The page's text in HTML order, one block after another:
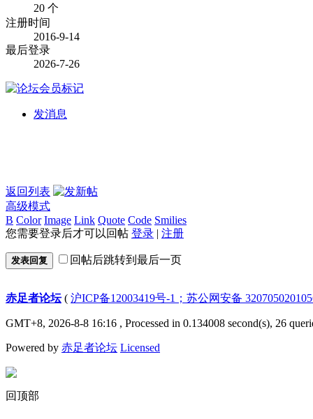
20 个
注册时间
2016-9-14
最后登录
2026-7-26
发消息
返回列表
高级模式
B Color Image Link Quote Code Smilies
您需要登录后才可以回帖 登录 | 注册
发表回复 回帖后跳转到最后一页
赤足者论坛( 沪ICP备12003419号-1；苏公网安备
GMT+8, 2026-8-8 16:16 , Processed in 0.134008 second(s), 26
Powered by 赤足者论坛 Licensed
回顶部